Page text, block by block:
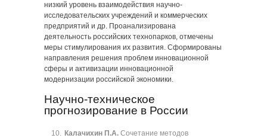
низкий уровень взаимодействия научно-
исследовательских учреждений и коммерческих
предприятий и др. Проанализирована
деятельность российских технопарков, отмечены
меры стимулирования их развития. Сформированы
направления решения проблем инновационной
сферы и активизации инновационной
модернизации российской экономики.
Научно-техническое
прогнозирование в России
Калачихин П.А. Сочетание методов